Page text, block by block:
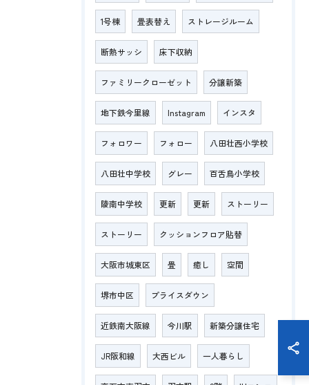
1号棟 畳表替え ストレージルーム
断熱サッシ 床下収納
ファミリークローゼット 分譲新築
地下鉄今里線 Instagram インスタ
フォロワー フォロー 八田壮西小学校
八田壮中学校 グレー 百舌鳥小学校
陵南中学校 更新 更新 ストーリー
ストーリー クッションフロア貼替
大阪市城東区 畳 癒し 空間
堺市中区 プライスダウン
近鉄南大阪線 今川駅 新築分譲住宅
JR阪和線 大西ビル 一人暮らし